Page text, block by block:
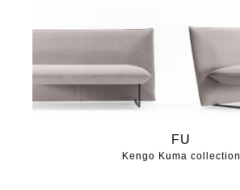
FU
Kengo Kuma collection